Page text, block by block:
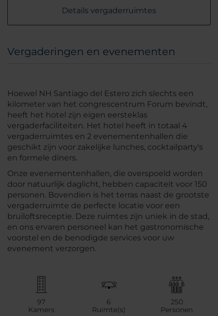
Details vergaderruimtes
Vergaderingen en evenementen
Hoewel NH Santiago del Estero zich slechts een
kilometer van het congrescentrum Forum bevindt,
heeft het hotel zijn eigen eersteklas
vergaderfaciliteiten. Het hotel heeft in totaal 4
vergaderruimtes en 2 evenementenhallen die
geschikt zijn voor zakelijke lunches, cocktailparty's
en formele diners.
Onze evenementenhallen, die overspoeld worden
door natuurlijk daglicht, hebben capaciteit voor 150
personen. Bovendien is het terras naast de grootste
vergaderruimte de perfecte locatie voor een
bruiloftsreceptie. Deze ruimtes zijn uniek in de stad,
en ons ervaren personeel kan het gastronomische
voorstel en de benodigde services voor uw
evenement verzorgen.
97
Kamers
6
Ruimte(s)
250
Personen